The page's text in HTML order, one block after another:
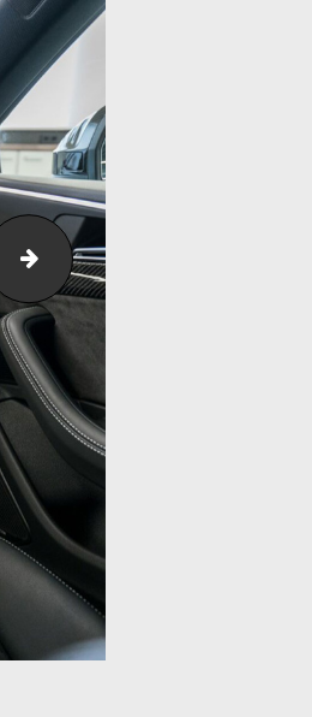
rs5-r-presse-3